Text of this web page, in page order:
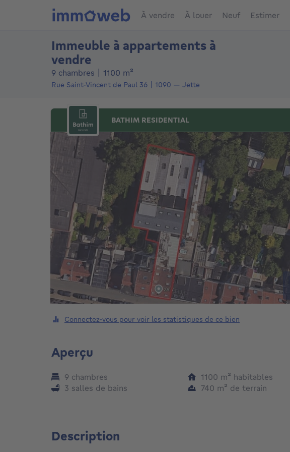
À vendre À louer Neuf Estimer
Immeuble à appartements à
vendre
9 chambres 1100 m²
Rue Saint-Vincent de Paul 36 1090 — Jette
BATHIM RESIDENTIAL
Connectez-vous pour voir les statistiques de ce bien
Aperçu
9 chambres
3 salles de bains
1100 m² mètres carrés
habitables
740 m² mètres carrés
de terrain
Description